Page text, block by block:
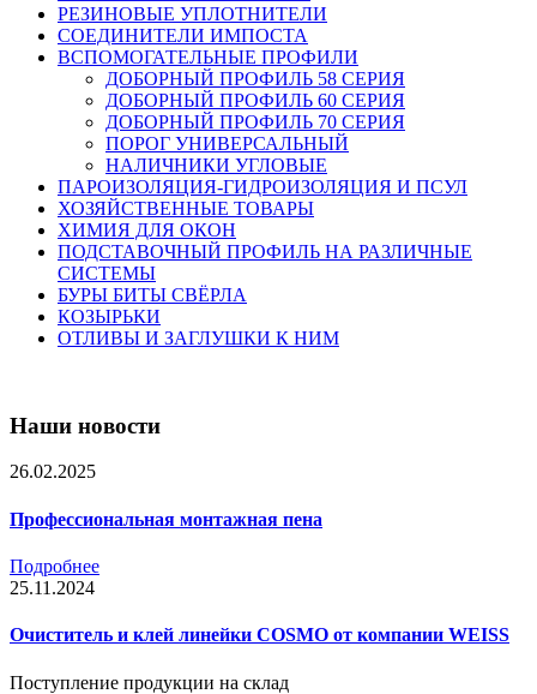
РЕЗИНОВЫЕ УПЛОТНИТЕЛИ
СОЕДИНИТЕЛИ ИМПОСТА
ВСПОМОГАТЕЛЬНЫЕ ПРОФИЛИ
ДОБОРНЫЙ ПРОФИЛЬ 58 СЕРИЯ
ДОБОРНЫЙ ПРОФИЛЬ 60 СЕРИЯ
ДОБОРНЫЙ ПРОФИЛЬ 70 СЕРИЯ
ПОРОГ УНИВЕРСАЛЬНЫЙ
НАЛИЧНИКИ УГЛОВЫЕ
ПАРОИЗОЛЯЦИЯ-ГИДРОИЗОЛЯЦИЯ И ПСУЛ
ХОЗЯЙСТВЕННЫЕ ТОВАРЫ
ХИМИЯ ДЛЯ ОКОН
ПОДСТАВОЧНЫЙ ПРОФИЛЬ НА РАЗЛИЧНЫЕ
СИСТЕМЫ
БУРЫ БИТЫ СВЁРЛА
КОЗЫРЬКИ
ОТЛИВЫ И ЗАГЛУШКИ К НИМ
Наши новости
26.02.2025
Профессиональная монтажная пена
Подробнее
25.11.2024
Очиститель и клей линейки COSMO от компании WEISS
Поступление продукции на склад